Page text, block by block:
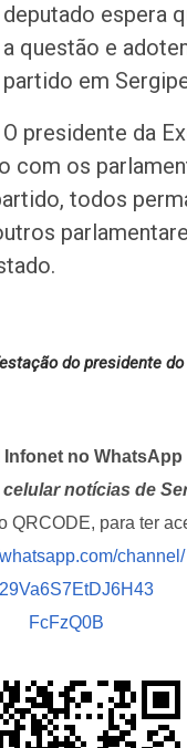
deputado espera
a questão e
partido em
O presidente da
os
todos
do presidente do
Infonet no WhatsApp
notícias de
QRCODE, para ter
channel/
FcFzQ0B